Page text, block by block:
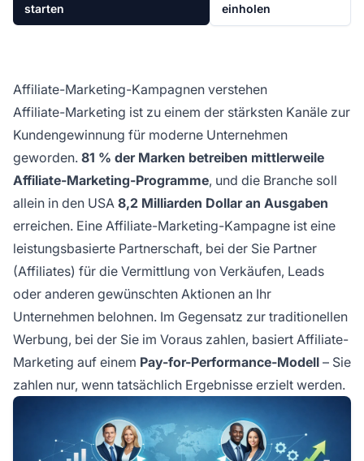
starten
einholen
Affiliate-Marketing-Kampagnen verstehen
Affiliate-Marketing ist zu einem der stärksten Kanäle zur
Kundengewinnung für moderne Unternehmen
geworden. 81 % der Marken betreiben mittlerweile
Affiliate-Marketing-Programme, und die Branche soll
allein in den USA 8,2 Milliarden Dollar an Ausgaben
erreichen. Eine Affiliate-Marketing-Kampagne ist eine
leistungsbasierte Partnerschaft, bei der Sie Partner
(Affiliates) für die Vermittlung von Verkäufen, Leads
oder anderen gewünschten Aktionen an Ihr
Unternehmen belohnen. Im Gegensatz zur traditionellen
Werbung, bei der Sie im Voraus zahlen, basiert Affiliate-
Marketing auf einem Pay-for-Performance-Modell – Sie
zahlen nur, wenn tatsächlich Ergebnisse erzielt werden.